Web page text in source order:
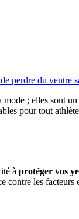
perdre du ventre
; elles sont
pour tout
à protéger vos
contre les